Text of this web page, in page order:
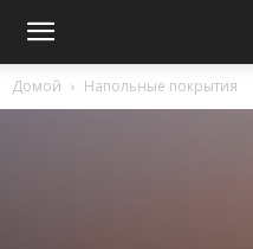
Домой Напольные покрытия